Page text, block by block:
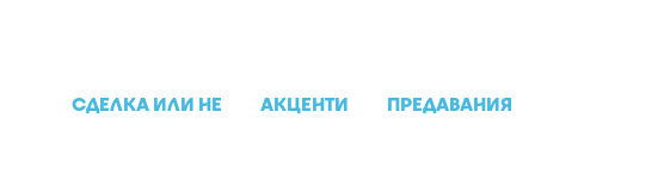
СДЕЛКА ИЛИ НЕ АКЦЕНТИ ПРЕДАВАНИЯ